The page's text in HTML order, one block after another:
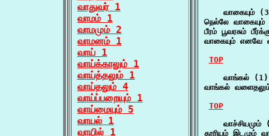
வாதுவர் 1
வாமம் 1
வாமமும் 2
வாமனம் 1
வாய் 1
வாய்க்காலும் 1
வாய்த்தலும் 1
வாய்தலும் 4
வாய்ப்பறையும் 1
வாய்மையும் 5
வாயல் 1
வாயில் 1
வாகையும்
நெல்லே
பீரம் பூவரசும்
வாகையும்
TOP
    வாங்கல் (1)
வாங்கல்
TOP
வாச்சியமும்
தூரியம் இடமும்